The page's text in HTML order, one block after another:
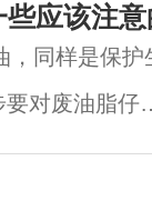
环利用，回
应该注
同样是保护
对废油脂仔
绝大部分的